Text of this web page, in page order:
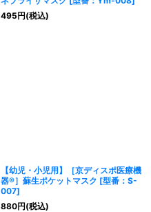
495円(税込)
【幼児・小児用】［京ディスポ医療機
器®］蘇生ポケットマスク [型番：S-
007]
880円(税込)